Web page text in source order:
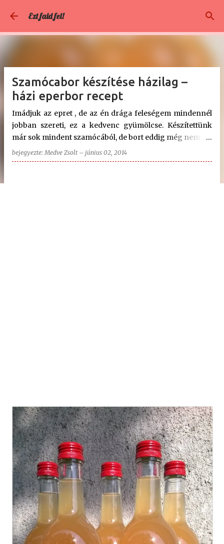
Ezt fald fel!
Szamócabor készítése házilag –
házi eperbor recept
Imádjuk az epret , de az én drága feleségem mindennél
jobban szereti, ez a kedvenc gyümölcse. Készítettünk
már sok mindent szamócából, de bort eddig még nem. Az
interneten keresgélve azonban sok helyen lehet olvasni
róla, és több kereskedésben is lehet kapni 100% eperből
bejegyezte:Medve Zsolt – június 02, 2014